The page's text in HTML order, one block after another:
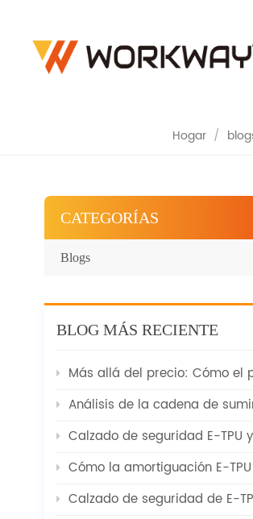
DESCUBRA
DE CHINA
Hogar /
CATEGORÍAS
Blogs
BLOG MÁS RECIENTE
Más allá del precio: Cómo el proveedor adecuado de calzado de seguridad ayuda a los compradores a concretar
Análisis de la cadena de suministro de calzado de seguridad 2026 | Materias primas, transporte marítimo y
Calzado de seguridad E-TPU y EN ISO 20345 / Equilibrio entre comodidad y
Cómo la amortiguación E-TPU reduce la fatiga en el calzado de seguridad: La perspectiva del
Calzado de seguridad de E-TPU: amortiguación y comodidad avanzadas desde la perspectiva del